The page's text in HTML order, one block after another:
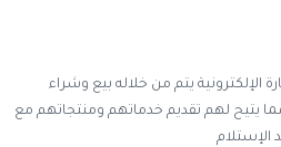
يتم من خلاله بيع وشراء
مما يتيح لهم تقديم خدماتهم ومنتجاتهم مع
الإستلام